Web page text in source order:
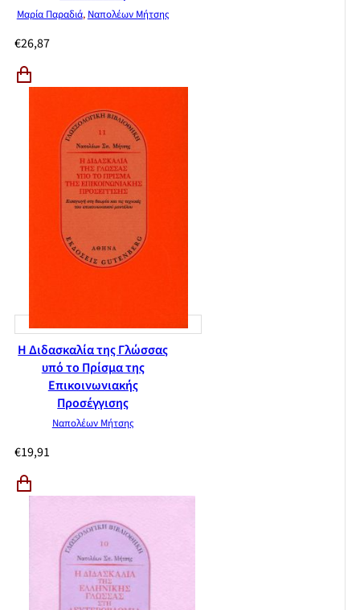
Μαρία Παραδιά, Ναπολέων Μήτσης
€26,87
Η Διδασκαλία της Γλώσσας
υπό το Πρίσμα της
Επικοινωνιακής
Προσέγγισης
Ναπολέων Μήτσης
€19,91